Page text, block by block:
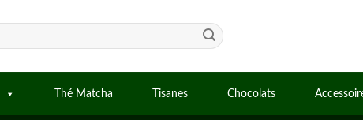
Thé Matcha Tisanes Chocolats